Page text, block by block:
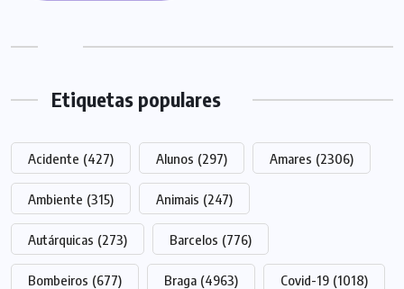
Etiquetas populares
Acidente (427) Alunos (297) Amares (2306)
Ambiente (315) Animais (247)
Autárquicas (273) Barcelos (776)
Bombeiros (677) Braga (4963) Covid-19 (1018)